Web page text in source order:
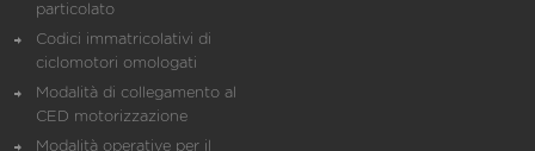
particolato
Codici immatricolativi di
ciclomotori omologati
Modalità di collegamento al
CED motorizzazione
Modalità operative per il